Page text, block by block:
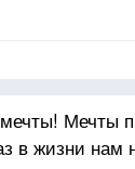
мечты! Мечты
в жизни